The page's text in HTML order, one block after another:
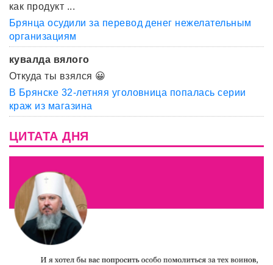
как продукт ...
Брянца осудили за перевод денег нежелательным
организациям
кувалда вялого
Откуда ты взялся 😀
В Брянске 32-летняя уголовница попалась серии
краж из магазина
ЦИТАТА ДНЯ